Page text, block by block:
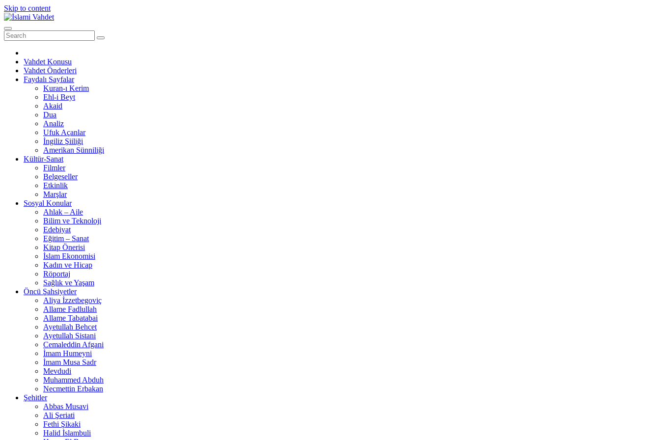
Skip to content
Vahdet Konusu
Vahdet Önderleri
Faydalı Sayfalar
Kuran-ı Kerim
Ehl-i Beyt
Akaid
Dua
Analiz
Ufuk Açanlar
İngiliz Şiiliği
Amerikan Sünniliği
Kültür-Sanat
Filmler
Belgeseller
Etkinlik
Marşlar
Sosyal Konular
Ahlak – Aile
Bilim ve Teknoloji
Edebiyat
Eğitim – Sanat
Kitap Önerisi
İslam Ekonomisi
Kadın ve Hicap
Röportaj
Sağlık ve Yaşam
Öncü Şahsiyetler
Aliya İzzetbegoviç
Allame Fadlullah
Allame Tabatabai
Ayetullah Behcet
Ayetullah Sistani
Cemaleddin Afgani
İmam Humeyni
İmam Musa Sadr
Mevdudi
Muhammed Abduh
Necmettin Erbakan
Şehitler
Abbas Musavi
Ali Şeriati
Fethi Şikaki
Halid İslambuli